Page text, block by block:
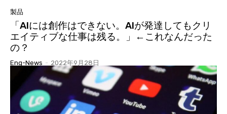
製品
「AIには創作はできない。AIが発達してもクリ
エイティブな仕事は残る。」←これなんだった
の？
Eng-News - 2022年9月28日